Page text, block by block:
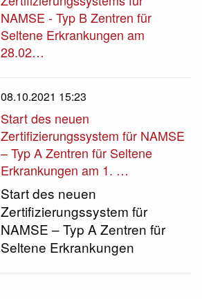
NAMSE - Typ B Zentren für
Seltene Erkrankungen am
28.02…
08.10.2021 15:23
Start des neuen
Zertifizierungssystem für NAMSE
– Typ A Zentren für Seltene
Erkrankungen am 1. …
Start des neuen
Zertifizierungssystem für
NAMSE – Typ A Zentren für
Seltene Erkrankungen